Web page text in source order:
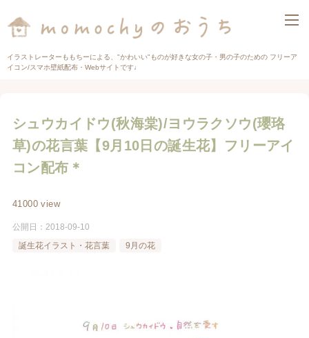
イラストレーターももちーによる、"かわいい"ものが好きな女の子・男の子のための フリーア
イコン/スマホ壁紙配布・Webサイトです♩
シュウカイドウ(秋海棠)/ヨウラクソウ(瓔珞
草)の花言葉【9月10日の誕生花】フリーアイ
コン配布＊
41000 view
公開日： 2018-09-10
誕生花イラスト・花言葉
9月の花